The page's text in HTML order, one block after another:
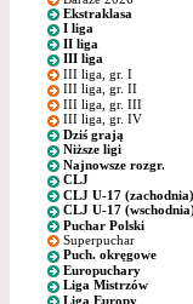
Ekstraklasa
I liga
II liga
III liga
III liga, gr. I
III liga, gr. II
III liga, gr. III
III liga, gr. IV
Dziś grają
Niższe ligi
Najnowsze rozgr.
CLJ
CLJ U-17 (zachodnia)
CLJ U-17
Puchar Polski
Superpuchar
Puch. okręgowe
Europuchary
Liga Mistrzów
Liga Europy